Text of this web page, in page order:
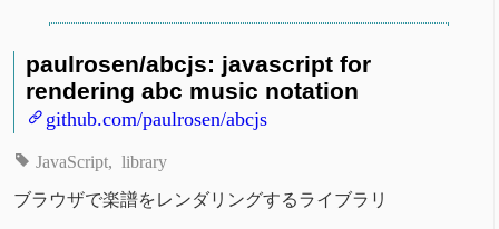
paulrosen/abcjs: javascript for
rendering abc music notation
github.com/paulrosen/abcjs
JavaScript library
ブラウザで楽譜をレンダリングするライブラリ